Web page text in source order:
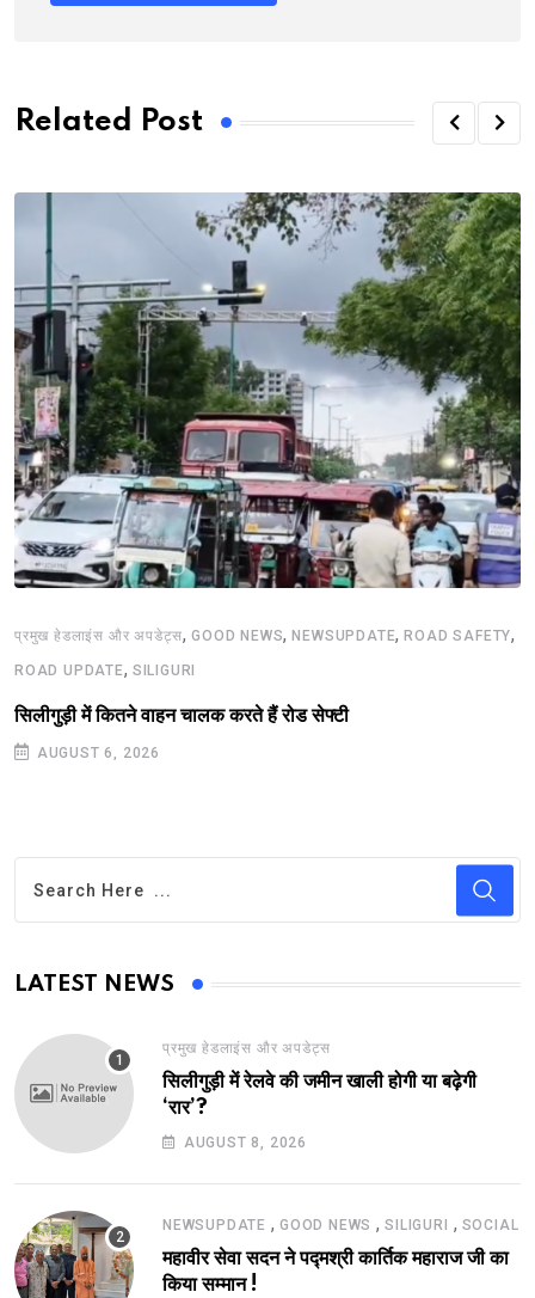
Related Post
प्रमुख हेडलाइंस और अपडेट्स,GOOD NEWS,NEWSUPDATE,ROAD SAFETY,
ROAD UPDATE, SILIGURI
सिलीगुड़ी में कितने वाहन चालक करते हैं रोड सेफ्टी
AUGUST 6, 2026
LATEST NEWS
प्रमुख हेडलाइंस और अपडेट्स
सिलीगुड़ी में रेलवे की जमीन खाली होगी या बढ़ेगी
‘रार’?
AUGUST 8, 2026
NEWSUPDATE , GOOD NEWS ,SILIGURI , SOCIAL
महावीर सेवा सदन ने पद्मश्री कार्तिक महाराज जी का
किया सम्मान !